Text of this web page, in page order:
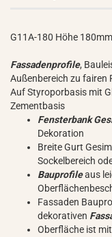
G11A-180 Höhe
Fassadenprofile,
Außenbereich zu fairen
Auf Styroporbasis mit
Zementbasis
Fensterbank
Dekoration
Breite Gurt
Sockelbereich
Bauprofileaus
Fassaden
dekorativen
Oberfläche ist